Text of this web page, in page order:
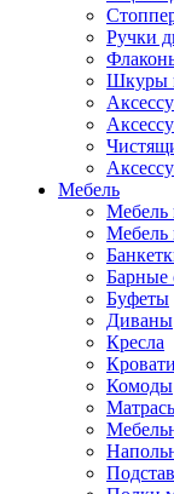
Ручки
Шкуры
Мебель
Мебель
Мебель
Барные
Буфеты
Диваны
Кресла
Кровати
Комоды